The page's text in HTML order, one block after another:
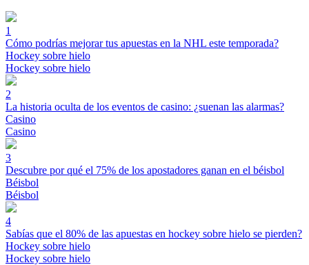
1
Cómo podrías mejorar tus apuestas en la NHL este temporada?
Hockey sobre hielo
Hockey sobre hielo
2
La historia oculta de los eventos de casino: ¿suenan las alarmas?
Casino
Casino
3
Descubre por qué el 75% de los apostadores ganan en el béisbol
Béisbol
Béisbol
4
Sabías que el 80% de las apuestas en hockey sobre hielo se pierden?
Hockey sobre hielo
Hockey sobre hielo